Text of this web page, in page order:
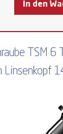
In den
TSM 6
Linsenkopf